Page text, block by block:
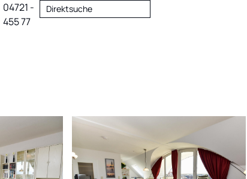
04721 -
455 77
Direktsuche